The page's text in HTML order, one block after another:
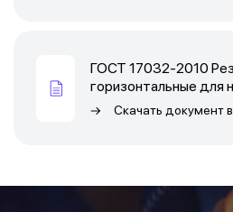
ГОСТ 17032-2010
горизонтальные для
Скачать документ в